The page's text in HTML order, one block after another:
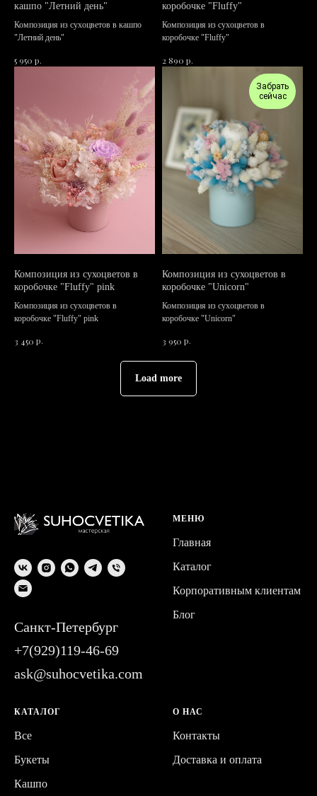
кашпо "Летний день"
Композиция из сухоцветов в кашпо
"Летний день"
5 950 р.
коробочке "Fluffy"
Композиция из сухоцветов в
коробочке "Fluffy"
2 890 р.
Композиция из сухоцветов в
коробочке "Fluffy" pink
Композиция из сухоцветов в
коробочке "Fluffy" pink
3 450 р.
Забрать
сейчас
Композиция из сухоцветов в
коробочке "Unicorn"
Композиция из сухоцветов в
коробочке "Unicorn"
3 950 р.
Load more
Санкт-Петербург
+7(929)119-46-69
ask@suhocvetika.com
МЕНЮ
Главная
Каталог
Корпоративным клиентам
Блог
КАТАЛОГ
Все
Букеты
Кашпо
О НАС
Контакты
Доставка и оплата